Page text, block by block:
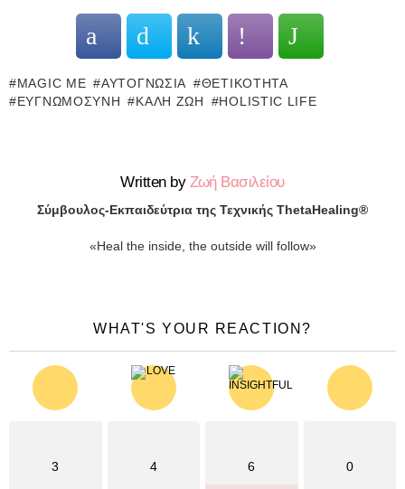
MAGIC ME ΑΥΤΟΓΝΩΣΊΑ
ΘΕΤΙΚΌΤΗΤΑ
ΕΥΓΝΩΜΟΣΎΝΗ
ΚΑΛΉ ΖΩΉ HOLISTIC LIFE
Written by Ζωή Βασιλείου
Σύμβουλος-Εκπαιδεύτρια της Τεχνικής ThetaHealing®
«Heal the inside, the outside will follow»
WHAT'S YOUR REACTION?
3 4 6 0